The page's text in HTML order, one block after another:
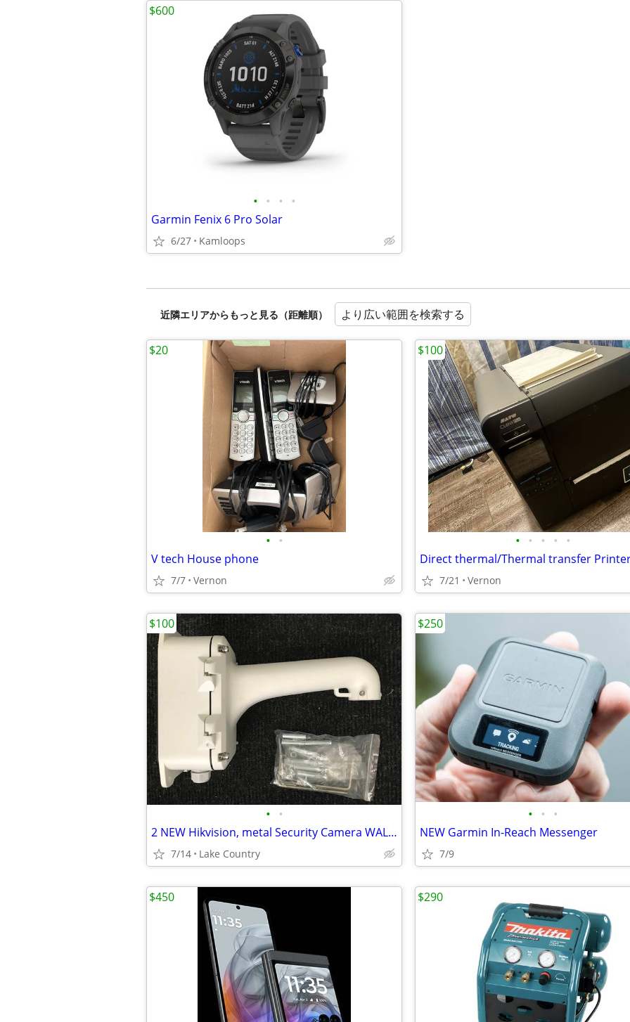
• • • •
Garmin Fenix 6 Pro Solar
6/27 Kamloops
$600
近隣エリアからもっと見る（距離順） より広い範囲を検索する
• •
V tech House phone
7/7 Vernon
$20
• • • • •
7/21 Vernon
$100
• •
2 NEW Hikvision, metal Security Camera WALL MOUNT BRACKETS
7/14 Lake Country
$100
• • •
NEW Garmin In-Reach Messenger
7/9
$250
$450 $290